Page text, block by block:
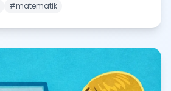
#matematik